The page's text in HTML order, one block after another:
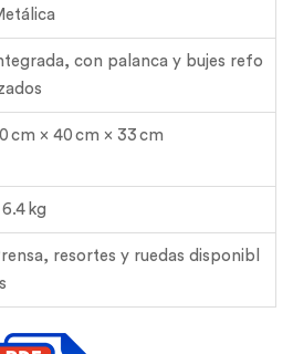
con palanca y bujes refo
cm × 40 cm × 33 cm
6.4 kg
resortes y ruedas disponibl